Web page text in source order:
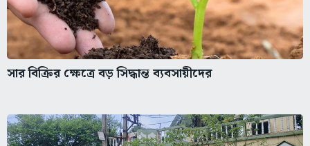
সার বিক্রির ক্ষেত্রে বড় সিদ্ধান্ত ব্যবসায়ীদের